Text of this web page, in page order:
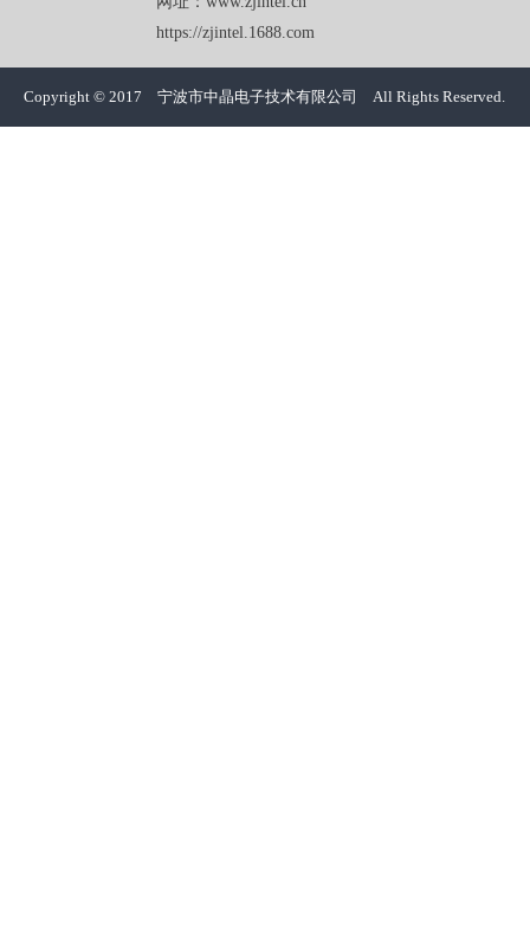
https://zjintel.1688.com
Copyright © 2017 宁波市中晶电子技术有限公司 All Rights Reserved.